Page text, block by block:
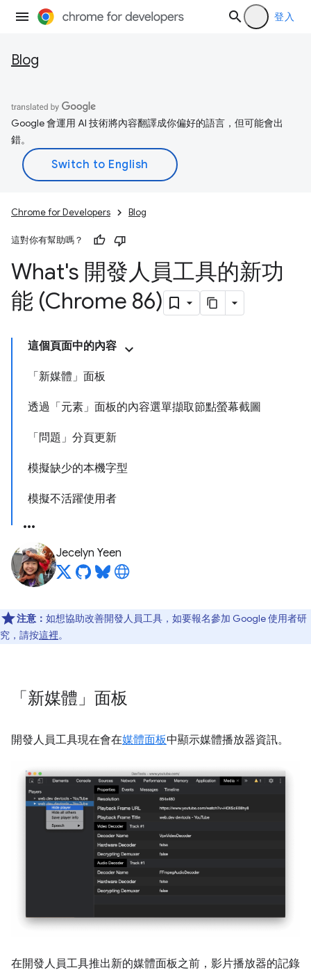
登入
Blog
Google 會運用 AI 技術將內容翻譯成你偏好的語言，但可能會出
錯。
Chrome for Developers Blog
這對你有幫助嗎？
What's 開發人員工具的新功
能 (Chrome 86)
這個頁面中的內容
「新媒體」面板
透過「元素」面板的內容選單擷取節點螢幕截圖
「問題」分頁更新
模擬缺少的本機字型
模擬不活躍使用者
Jecelyn Yeen
注意： 如想協助改善開發人員工具，如要報名參加 Google 使用者研
究，請按這裡。
「新媒體」面板
開發人員工具現在會在媒體面板中顯示媒體播放器資訊。
在開發人員工具推出新的媒體面板之前，影片播放器的記錄